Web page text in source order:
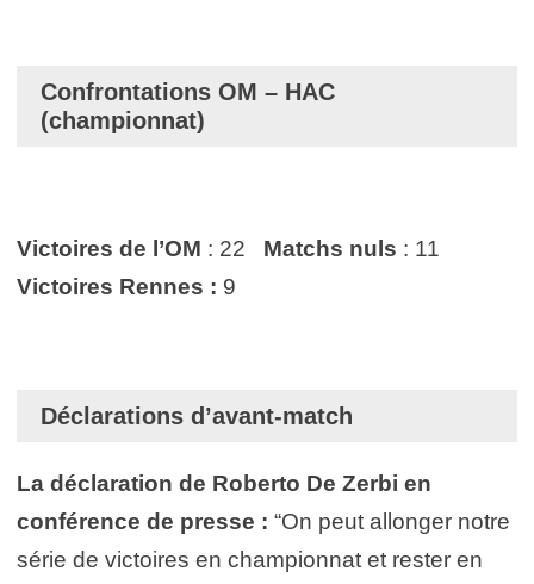
Confrontations OM – HAC
(championnat)
Victoires de l’OM : 22 Matchs nuls : 11
Victoires Rennes : 9
Déclarations d’avant-match
La déclaration de Roberto De Zerbi en
conférence de presse : “On peut allonger notre
série de victoires en championnat et rester en